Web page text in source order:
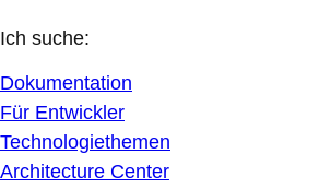
Ich suche:
Dokumentation
Für Entwickler
Technologiethemen
Architecture Center